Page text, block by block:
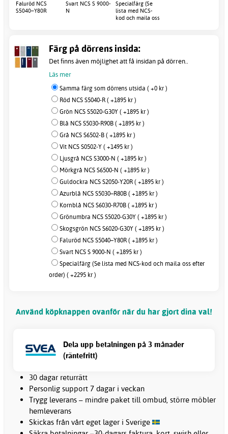
Faluröd NCS
S5040–Y80R
Svart NCS S 9000-
N
Specialfärg (Se
lista med NCS-
kod och maila oss
Färg på dörrens insida:
Det finns även möjlighet att få insidan på dörren..
Läs mer
Samma färg som dörrens utsida ( +0 kr )
Röd NCS S5040-R ( +1895 kr )
Grön NCS S5020-G30Y ( +1895 kr )
Blå NCS S5030-R90B ( +1895 kr )
Grå NCS S6502-B ( +1895 kr )
Vit NCS S0502-Y ( +1495 kr )
Ljusgrå NCS S3000-N ( +1895 kr )
Mörkgrå NCS S6500-N ( +1895 kr )
Guldockra NCS S2050-Y20R ( +1895 kr )
Azurblå NCS S5030–R80B ( +1895 kr )
Kornblå NCS S6030-R70B ( +1895 kr )
Grönumbra NCS S5020-G30Y ( +1895 kr )
Skogsgrön NCS S6020-G30Y ( +1895 kr )
Faluröd NCS S5040–Y80R ( +1895 kr )
Svart NCS S 9000-N ( +1895 kr )
Specialfärg (Se lista med NCS-kod och maila oss efter
order) ( +2295 kr )
Använd köpknappen ovanför när du har gjort dina val!
Dela upp betalningen på 3 månader
(räntefritt)
30 dagar returrätt
Personlig support 7 dagar i veckan
Trygg leverans – mindre paket till ombud, större möbler
hemleverans
Skickas från vårt eget lager i Sverige